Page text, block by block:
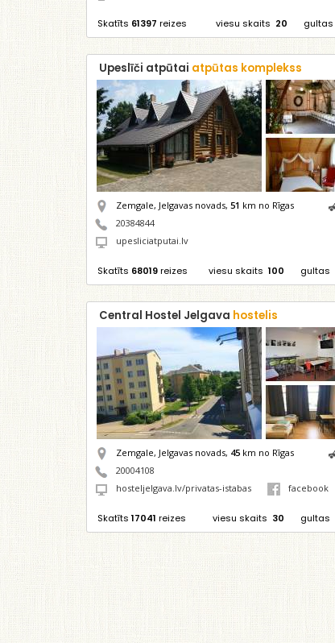
Skatīts 61397 reizes gultas
viesu skaits 20
Upeslīči atpūtai atpūtas komplekss
Zemgale, Jelgavas novads, 51 km no Rīgas
20384844
upesliciatputai.lv
Skatīts 68019reizes gultas
viesu skaits 100
Central Hostel Jelgava hostelis
Zemgale, Jelgavas novads, 45km no Rīgas
20004108
hosteljelgava.lv/privatas-istabas
facebook
Skatīts 17041 reizes gultas
viesu skaits 30